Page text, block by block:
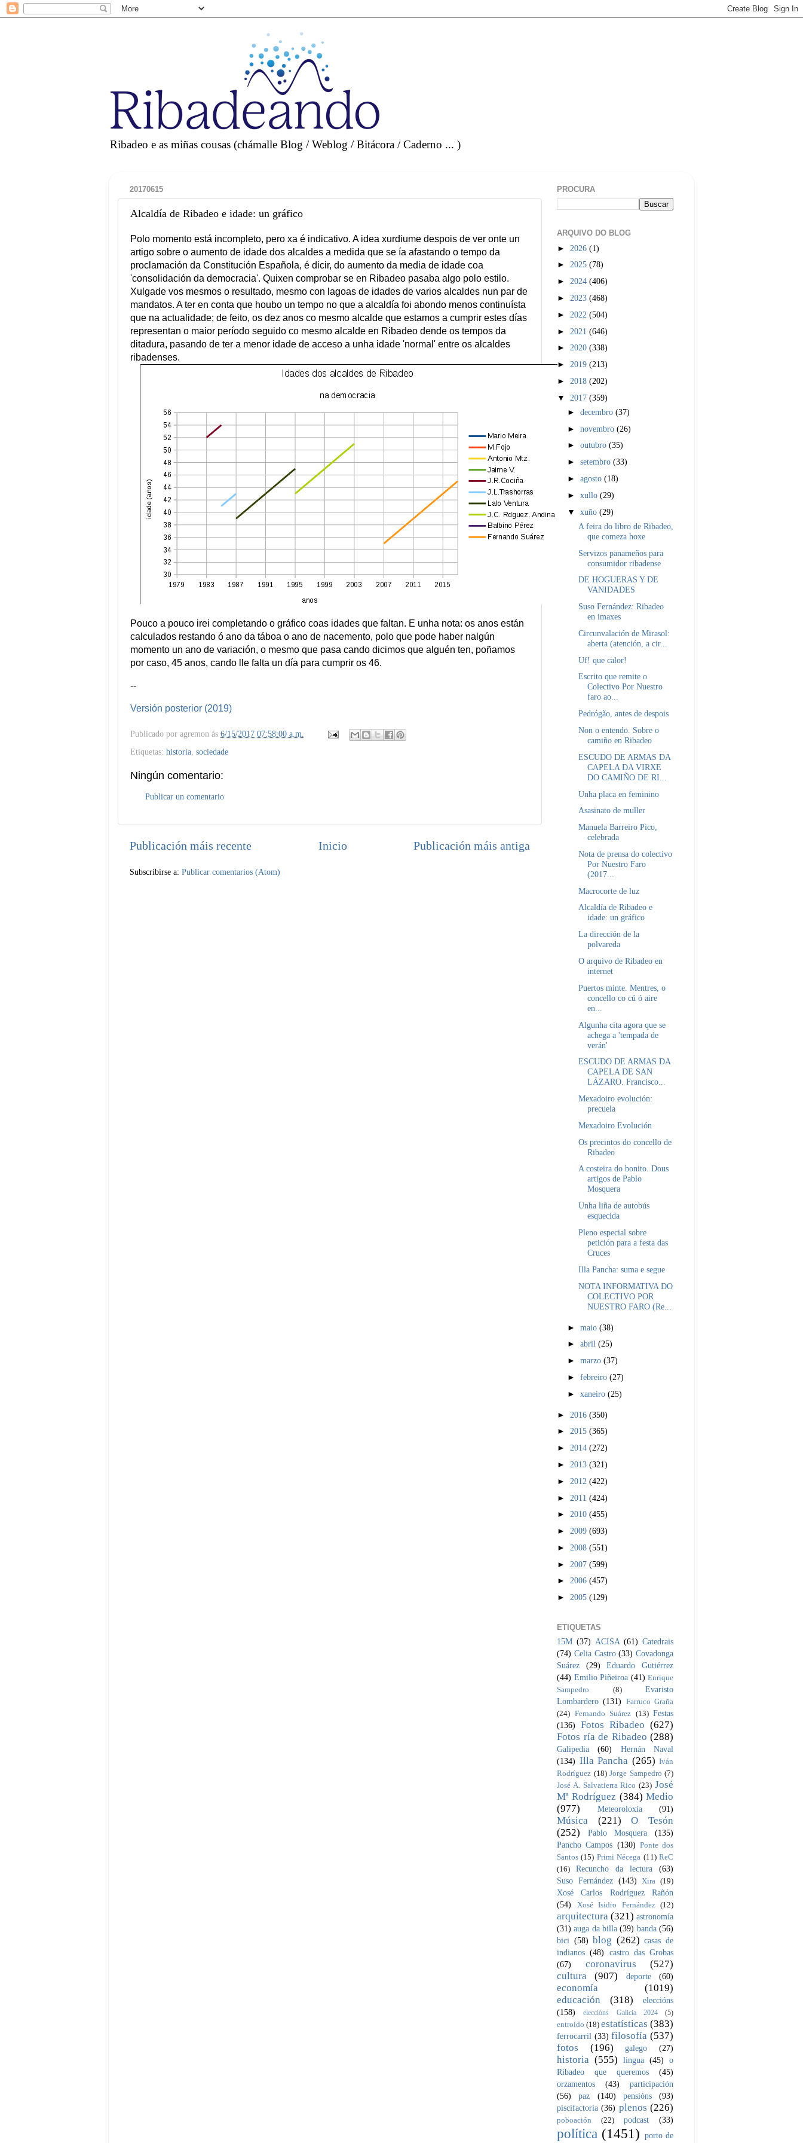
Ribadeo e as miñas cousas (chámalle Blog / Weblog / Bitácora / Caderno ... )
20170615
Alcaldía de Ribadeo e idade: un gráfico
Polo momento está incompleto, pero xa é indicativo. A idea xurdiume despois de ver onte un
artigo sobre o aumento de idade dos alcaldes a medida que se ía afastando o tempo da
proclamación da Constitución Española, é dicir, do aumento da media de idade coa
'consolidación da democracia'. Quixen comprobar se en Ribadeo pasaba algo polo estilo.
Xulgade vos mesmos o resultado, mesmo con lagoas de idades de varios alcaldes nun par de
mandatos. A ter en conta que houbo un tempo no que a alcaldía foi abondo menos continuísta
que na actualidade; de feito, os dez anos co mesmo alcalde que estamos a cumprir estes días
representan o maior período seguido co mesmo alcalde en Ribadeo dende os tempos da
ditadura, pasando de ter a menor idade de acceso a unha idade 'normal' entre os alcaldes
ribadenses.
Pouco a pouco irei completando o gráfico coas idades que faltan. E unha nota: os anos están
calculados restando ó ano da táboa o ano de nacemento, polo que pode haber nalgún
momento un ano de variación, o mesmo que pasa cando dicimos que alguén ten, poñamos
por caso, 45 anos, cando lle falta un día para cumprir os 46.
--
Versión posterior (2019)
Publicado por agremon ás 6/15/2017 07:58:00 a.m.
Etiquetas: historia sociedade
Ningún comentario:
Publicar un comentario
Publicación máis recente Publicación máis antiga
Inicio
Subscribirse a: Publicar comentarios (Atom)
PROCURA
ARQUIVO DO BLOG
► 2026 (1)
► 2025 (78)
► 2024 (406)
► 2023 (468)
► 2022 (504)
► 2021 (646)
► 2020 (338)
► 2019 (213)
► 2018 (202)
▼ 2017 (359)
►decembro(37)
►novembro(26)
►outubro(35)
►setembro(33)
►agosto(18)
►xullo(29)
▼xuño(29)
A feira do libro de Ribadeo,
que comeza hoxe
Servizos panameños para
consumidor ribadense
DE HOGUERAS Y DE
VANIDADES
Suso Fernández: Ribadeo
en imaxes
Circunvalación de Mirasol:
aberta (atención, a cir...
Uf! que calor!
Escrito que remite o
Colectivo Por Nuestro
faro ao...
Pedrógão, antes de despois
Non o entendo. Sobre o
camiño en Ribadeo
ESCUDO DE ARMAS DA
CAPELA DA VIRXE
DO CAMIÑO DE RI...
Unha placa en feminino
Asasinato de muller
Manuela Barreiro Pico,
celebrada
Nota de prensa do colectivo
Por Nuestro Faro
(2017...
Macrocorte de luz
Alcaldía de Ribadeo e
idade: un gráfico
La dirección de la
polvareda
O arquivo de Ribadeo en
internet
Puertos minte. Mentres, o
concello co cú ó aire
en...
Algunha cita agora que se
achega a 'tempada de
verán'
ESCUDO DE ARMAS DA
CAPELA DE SAN
LÁZARO. Francisco...
Mexadoiro evolución:
precuela
Mexadoiro Evolución
Os precintos do concello de
Ribadeo
A costeira do bonito. Dous
artigos de Pablo
Mosquera
Unha liña de autobús
esquecida
Pleno especial sobre
petición para a festa das
Cruces
Illa Pancha: suma e segue
NOTA INFORMATIVA DO
COLECTIVO POR
NUESTRO FARO (Re...
►maio(38)
►abril(25)
►marzo(37)
►febreiro(27)
►xaneiro(25)
► 2016 (350)
► 2015 (365)
► 2014 (272)
► 2013 (321)
► 2012 (422)
► 2011 (424)
► 2010 (455)
► 2009 (693)
► 2008 (551)
► 2007 (599)
► 2006 (457)
► 2005 (129)
ETIQUETAS
15M (37) ACISA (61) Catedrais
(74) Celia Castro (33) Covadonga
Suárez
(29)
Eduardo Gutiérrez
(44) Emilio Piñeiroa (41) Enrique
Sampedro
(8)
Evaristo
Lombardero (131) Farruco Graña
(24) Fernando Suárez (13) Festas
(136)
Fotos Ribadeo (627)
Fotos ría de Ribadeo (288)
Galipedia (60)
Hernán Naval
(134) Illa Pancha (265) Iván
Rodríguez (18) Jorge Sampedro (7)
José A. Salvatierra Rico (23) José
Mª Rodríguez (384) Medio
(977)
Meteoroloxía (91)
Música (221)
O Tesón
(252)
Pablo Mosquera
(135)
Pancho Campos (130) Ponte dos
Santos (15) Primi Nécega (11) ReC
(16)
Recuncho da lectura
(63)
Suso Fernández (143) Xira (19)
Xosé Carlos Rodríguez Rañón
(54)
Xosé Isidro Fernández (12)
arquitectura (321) astronomía
(31) auga da billa (39) banda (56)
bici (58) blog (262) casas de
indianos (48)
castro das Grobas
(67)
coronavirus
(527)
cultura
(907) deporte (60)
economía
(1019)
educación
(318)
eleccións
(158)
eleccións Galicia 2024 (5)
entroido (18) estatísticas (383)
ferrocarril (33) filosofía (537)
fotos
(196) galego (27)
historia (555) lingua (45)
o
Ribadeo que queremos
(45)
orzamentos
(43)
participación
(56)
paz (140) pensións
(93)
piscifactoría (36) plenos (226)
poboación (22) podcast (33)
política (1451) porto de